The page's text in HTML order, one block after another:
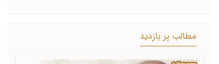
مطالب پر بازدید